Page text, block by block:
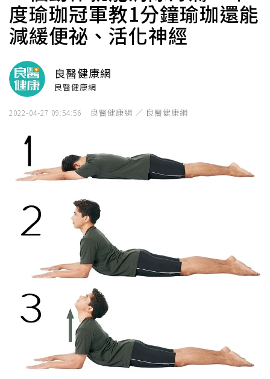
度瑜珈冠軍教1分鐘瑜珈還能
減緩便祕、活化神經
良醫健康網
良醫健康網
2022-04-27 09:54:56 良醫健康網 ／ 良醫健康網